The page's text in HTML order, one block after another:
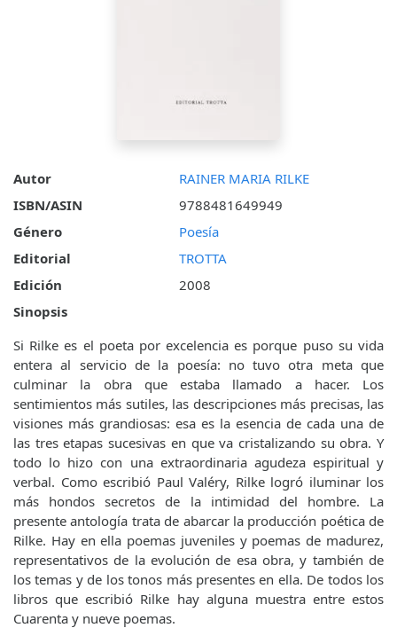
Autor
RAINER MARIA RILKE
ISBN/ASIN
9788481649949
Género
Poesía
Editorial
TROTTA
Edición
2008
Sinopsis
Si Rilke es el poeta por excelencia es porque puso su vida
entera al servicio de la poesía: no tuvo otra meta que
culminar la obra que estaba llamado a hacer. Los
sentimientos más sutiles, las descripciones más precisas, las
visiones más grandiosas: esa es la esencia de cada una de
las tres etapas sucesivas en que va cristalizando su obra. Y
todo lo hizo con una extraordinaria agudeza espiritual y
verbal. Como escribió Paul Valéry, Rilke logró iluminar los
más hondos secretos de la intimidad del hombre. La
presente antología trata de abarcar la producción poética de
Rilke. Hay en ella poemas juveniles y poemas de madurez,
representativos de la evolución de esa obra, y también de
los temas y de los tonos más presentes en ella. De todos los
libros que escribió Rilke hay alguna muestra entre estos
Cuarenta y nueve poemas.